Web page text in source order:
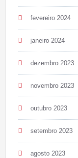
fevereiro 2024
janeiro 2024
dezembro 2023
novembro 2023
outubro 2023
setembro 2023
agosto 2023